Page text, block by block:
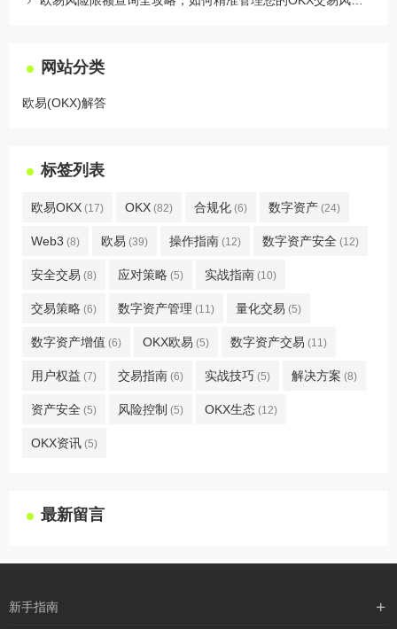
网站分类
欧易(OKX)解答
标签列表
欧易OKX (17) OKX (82) 合规化 (6) 数字资产 (24)
Web3 (8) 欧易 (39) 操作指南 (12) 数字资产安全 (12)
安全交易 (8) 应对策略 (5) 实战指南 (10)
交易策略 (6) 数字资产管理 (11) 量化交易 (5)
数字资产增值 (6) OKX欧易 (5) 数字资产交易 (11)
用户权益 (7) 交易指南 (6) 实战技巧 (5) 解决方案 (8)
资产安全 (5) 风险控制 (5) OKX生态 (12)
OKX资讯 (5)
最新留言
新手指南